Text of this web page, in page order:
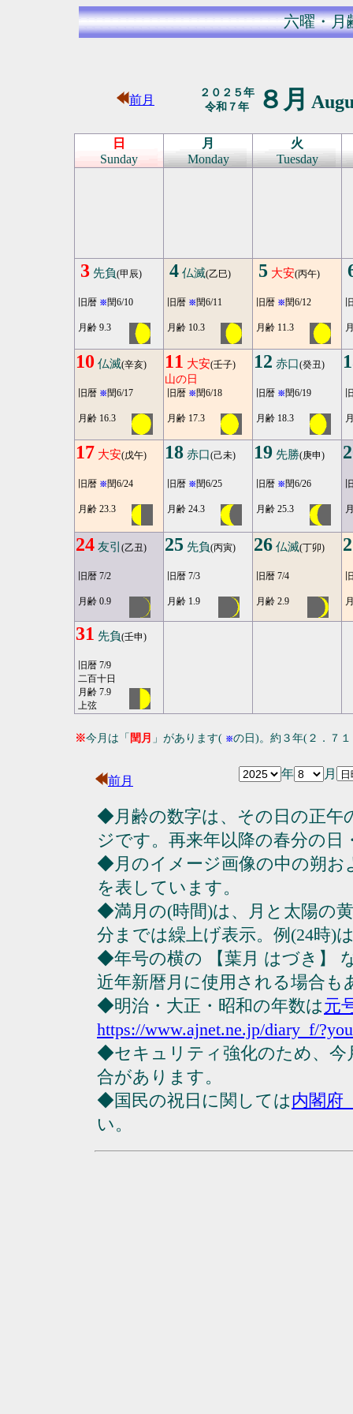
六曜・月
前月
２０２５年
令和７年
８月
日
Sunday
月
Monday
火
Tuesday
3 先負(甲辰)
旧暦 ※閏6/10
月齢 9.3
4 仏滅(乙巳)
旧暦 ※閏6/11
月齢 10.3
5 大安(丙午)
旧暦 ※閏6/12
月齢 11.3
10 仏滅(辛亥)
旧暦 ※閏6/17
月齢 16.3
11 大安(壬子)
山の日
旧暦 ※閏6/18
月齢 17.3
12 赤口(癸丑)
旧暦 ※閏6/19
月齢 18.3
17 大安(戊午)
旧暦 ※閏6/24
月齢 23.3
18 赤口(己未)
旧暦 ※閏6/25
月齢 24.3
19 先勝(庚申)
旧暦 ※閏6/26
月齢 25.3
24 友引 (乙丑)
旧暦 7/2
月齢 0.9
25 先負(丙寅)
旧暦 7/3
月齢 1.9
26 仏滅(丁卯)
旧暦 7/4
月齢 2.9
31 先負(壬申)
旧暦 7/9
二百十日
月齢 7.9
上弦
※今月は「 閏月 」があります( ※の日)。約３年(２．７
前月
年 月
◆月齢の数字は、その日の正午
ジです。再来年以降の春分の日
◆月のイメージ画像の中の朔
を表しています。
◆満月の(時間)は、月と太陽の
分までは繰上げ表示。例(24時)
◆年号の横の 【葉月 はづき】
近年新暦月に使用される場合も
◆明治・大正・昭和の年数は元
https://www.ajnet.ne.jp/diary_f/
◆セキュリティ強化のため、今
合があります。
◆国民の祝日に関しては内閣府
い。